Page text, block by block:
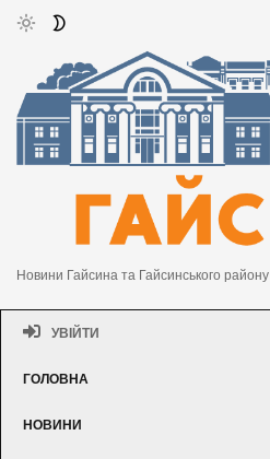
Новини Гайсина та Гайсинського району
УВІЙТИ
ГОЛОВНА
НОВИНИ